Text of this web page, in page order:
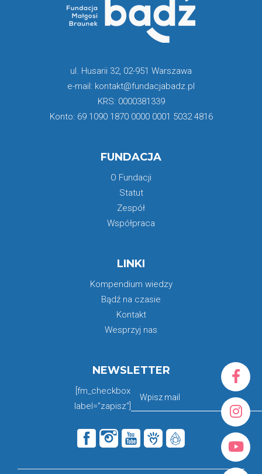
ul. Husarii 32, 02-951 Warszawa
e-mail: kontakt@fundacjabadz.pl
KRS: 0000381339
Konto: 69 1090 1870 0000 0001 5032 4816
FUNDACJA
O Fundacji
Statut
Zespół
Współpraca
LINKI
Kompendium wiedzy
Bądź na czasie
Kontakt
Wesprzyj nas
NEWSLETTER
[fm_checkbox
label="zapisz"]